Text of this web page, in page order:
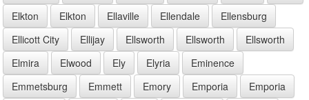
Elkton
Elkton Ellaville Ellendale
Ellensburg
Ellicott City
Ellijay Ellsworth Ellsworth
Ellsworth
Elmira
Elwood Ely Elyria
Eminence
Emmetsburg
Emmett Emory Emporia
Emporia